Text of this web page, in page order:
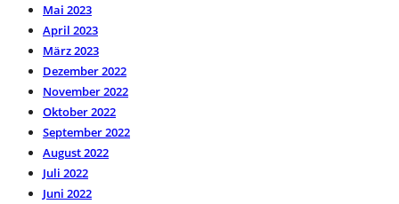
Mai 2023
April 2023
März 2023
Dezember 2022
November 2022
Oktober 2022
September 2022
August 2022
Juli 2022
Juni 2022